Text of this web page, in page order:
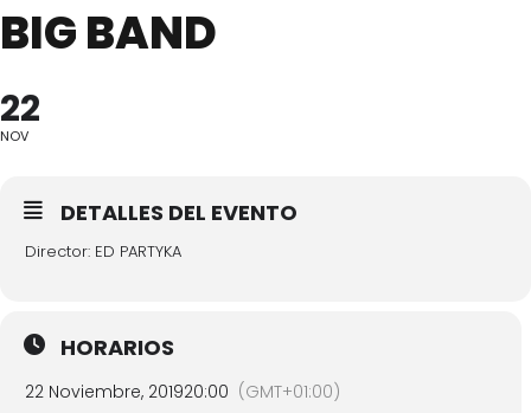
BIG BAND
22
NOV
DETALLES DEL EVENTO
Director: ED PARTYKA
HORARIOS
22 Noviembre, 201920:00 (GMT+01:00)